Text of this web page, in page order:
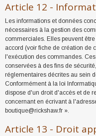
Article 12 -
Les informations et données
nécessaires à la gestion des
commerciales. Elles peuvent
accord (voir fiche de création de
l'exécution des commandes.
conservées à des fins de
réglementaires décrites au sein
Conformément à la loi
dispose d'un droit d'accès et de
concernant en écrivant à
boutique@rickshaw.fr ».
Article 13 - Droit